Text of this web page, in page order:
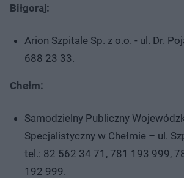
Biłgoraj:
Arion Szpitale Sp. z o.o. - ul. Dr.
688 23 33.
Chełm:
Samodzielny Publiczny
Specjalistyczny w Chełmie – ul.
tel.: 82 562 34 71, 781 193 999,
192 999.